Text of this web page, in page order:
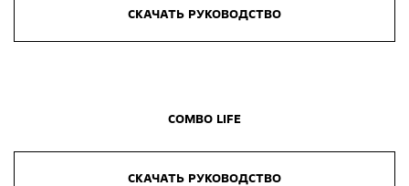
СКАЧАТЬ РУКОВОДСТВО
COMBO LIFE
СКАЧАТЬ РУКОВОДСТВО